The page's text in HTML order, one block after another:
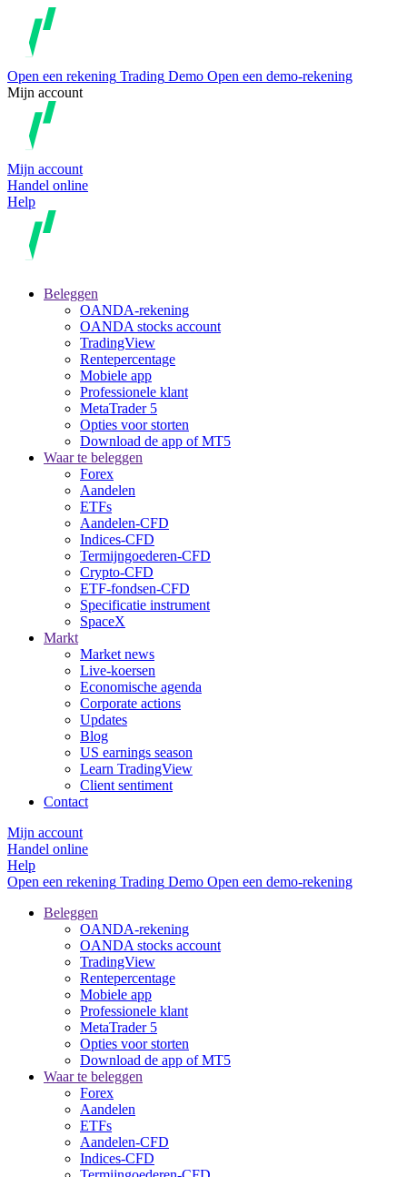
Open een rekening Trading Demo Open een demo-rekening
Mijn account
Mijn account
Handel online
Help
Beleggen
OANDA-rekening
OANDA stocks account
TradingView
Rentepercentage
Mobiele app
Professionele klant
MetaTrader 5
Opties voor storten
Download de app of MT5
Waar te beleggen
Forex
Aandelen
ETFs
Aandelen-CFD
Indices-CFD
Termijngoederen-CFD
Crypto-CFD
ETF-fondsen-CFD
Specificatie instrument
SpaceX
Markt
Market news
Live-koersen
Economische agenda
Corporate actions
Updates
Blog
US earnings season
Learn TradingView
Client sentiment
Contact
Mijn account
Handel online
Help
Open een rekening Trading Demo Open een demo-rekening
Beleggen
OANDA-rekening
OANDA stocks account
TradingView
Rentepercentage
Mobiele app
Professionele klant
MetaTrader 5
Opties voor storten
Download de app of MT5
Waar te beleggen
Forex
Aandelen
ETFs
Aandelen-CFD
Indices-CFD